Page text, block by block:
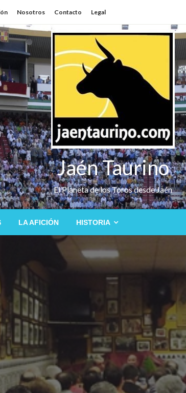
Nosotros Contacto Legal
Jaén Taurino
El Planeta de los Toros desde Jaén
LA AFICIÓN HISTORIA